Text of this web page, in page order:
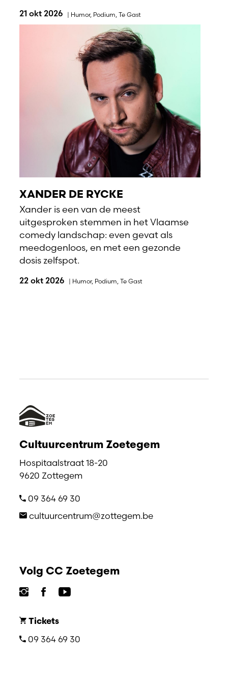
21 okt 2026 | Humor, Podium Te Gast
XANDER DE RYCKE
Xander is een van de meest
uitgesproken stemmen in het Vlaamse
comedy landschap: even gevat als
meedogenloos, en met een gezonde
dosis zelfspot.
22 okt 2026 | Humor, Podium, Te Gast
Cultuurcentrum Zoetegem
Hospitaalstraat 18-20
9620 Zottegem
09 364 69 30
cultuurcentrum@zottegem.be
Volg CC Zoetegem
Tickets
09 364 69 30